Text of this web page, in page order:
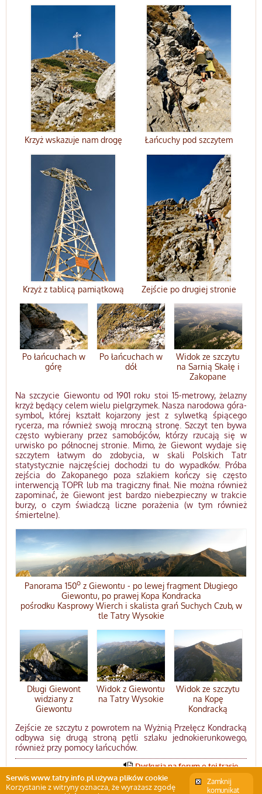
Serwis www.tatry.info.pl używa plików cookie
Korzystanie z witryny oznacza, że wyrażasz zgodę
Zamknij
komunikat
Krzyż wskazuje nam drogę Łańcuchy pod szczytem
Krzyż z tablicą pamiątkową Zejście po drugiej stronie
Po łańcuchach w
górę
Po łańcuchach w
dół
Widok ze szczytu
na Sarnią Skałę i
Zakopane
Na szczycie Giewontu od 1901 roku stoi 15-metrowy, żelazny
krzyż będący celem wielu pielgrzymek. Nasza narodowa góra-
symbol, której kształt kojarzony jest z sylwetką śpiącego
rycerza, ma również swoją mroczną stronę. Szczyt ten bywa
często wybierany przez samobójców, którzy rzucają się w
urwisko po północnej stronie. Mimo, że Giewont wydaje się
szczytem łatwym do zdobycia, w skali Polskich Tatr
statystycznie najczęściej dochodzi tu do wypadków. Próba
zejścia do Zakopanego poza szlakiem kończy się często
interwencją TOPR lub ma tragiczny finał. Nie można również
zapominać, że Giewont jest bardzo niebezpieczny w trakcie
burzy, o czym świadczą liczne porażenia (w tym również
śmiertelne).
Panorama 150o z Giewontu - po lewej fragment Długiego
Giewontu, po prawej Kopa Kondracka
pośrodku Kasprowy Wierch i skalista grań Suchych Czub, w
tle Tatry Wysokie
Długi Giewont
widziany z
Giewontu
Widok z Giewontu
na Tatry Wysokie
Widok ze szczytu
na Kopę
Kondracką
Zejście ze szczytu z powrotem na Wyżnią Przełęcz Kondracką
odbywa się drugą stroną pętli szlaku jednokierunkowego,
również przy pomocy łańcuchów.
Dyskusja na forum o tej trasie